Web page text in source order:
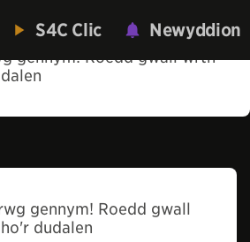
S4C Clic Newyddion
gennym! Roedd gwall wrth
gennym! Roedd gwall
dudalen